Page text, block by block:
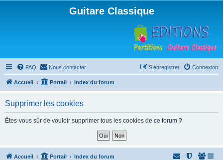
Guitare Classique
FAQ Nous contacter Connexion
S’enregistrer
Accueil Portail Index du forum
Supprimer les cookies
Êtes-vous sûr de vouloir supprimer tous les cookies de ce forum ?
Accueil Portail Index du forum